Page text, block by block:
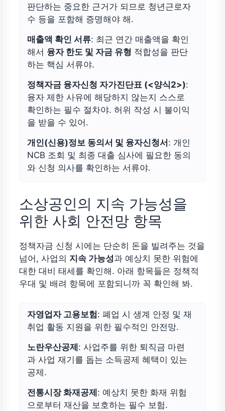
판단하는 중요한 근거가 되므로 청년근로자
수 등을 포함해 증명해야 해.
매출액 확인 서류: 최근 연간 매출액을 확인
해서 융자 한도 및 자금 유형 적합성을 판단
하는 핵심 서류야.
정책자금 융자신청 자가진단표 (<양식2>):
융자 제한 사유에 해당하지 않는지 스스로
확인하는 필수 절차야. 허위 작성 시 불이익
을 받을 수 있어.
개인(신용)정보 동의서 및 융자신청서 : 개인
NCB 조회 및 최종 대출 심사에 필요한 동의
와 신청 의사를 확인하는 서류야.
소상공인의 지속 가능성을
위한 사회 안전망 항목
정책자금 신청 시에는 단순히 돈을 빌려주는 것을
넘어, 사업의 지속 가능성과 예상치 못한 위험에
대한 대비 태세를 확인해. 아래 항목들은 정책적
우대 및 배려 항목에 포함되니까 꼭 확인해 봐.
자영업자 고용보험: 폐업 시 생계 안정 및 재
취업 활동 지원을 위한 필수적인 안전망.
노란우산공제 : 사업주를 위한 퇴직금 마련
과 사업 재기를 돕는 소득공제 혜택이 있는
공제.
전통시장 화재공제 : 예상치 못한 화재 위험
으로부터 재산을 보호하는 필수 보험.